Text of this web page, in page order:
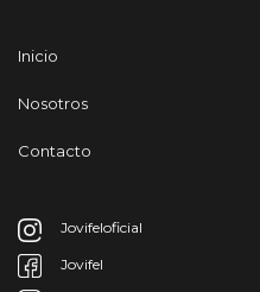
Inicio
Nosotros
Contacto
Jovifeloficial
Jovifel